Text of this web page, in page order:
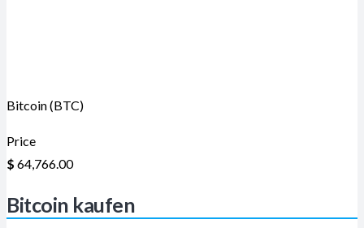
Bitcoin (BTC)
Price
$ 64,766.00
Bitcoin kaufen